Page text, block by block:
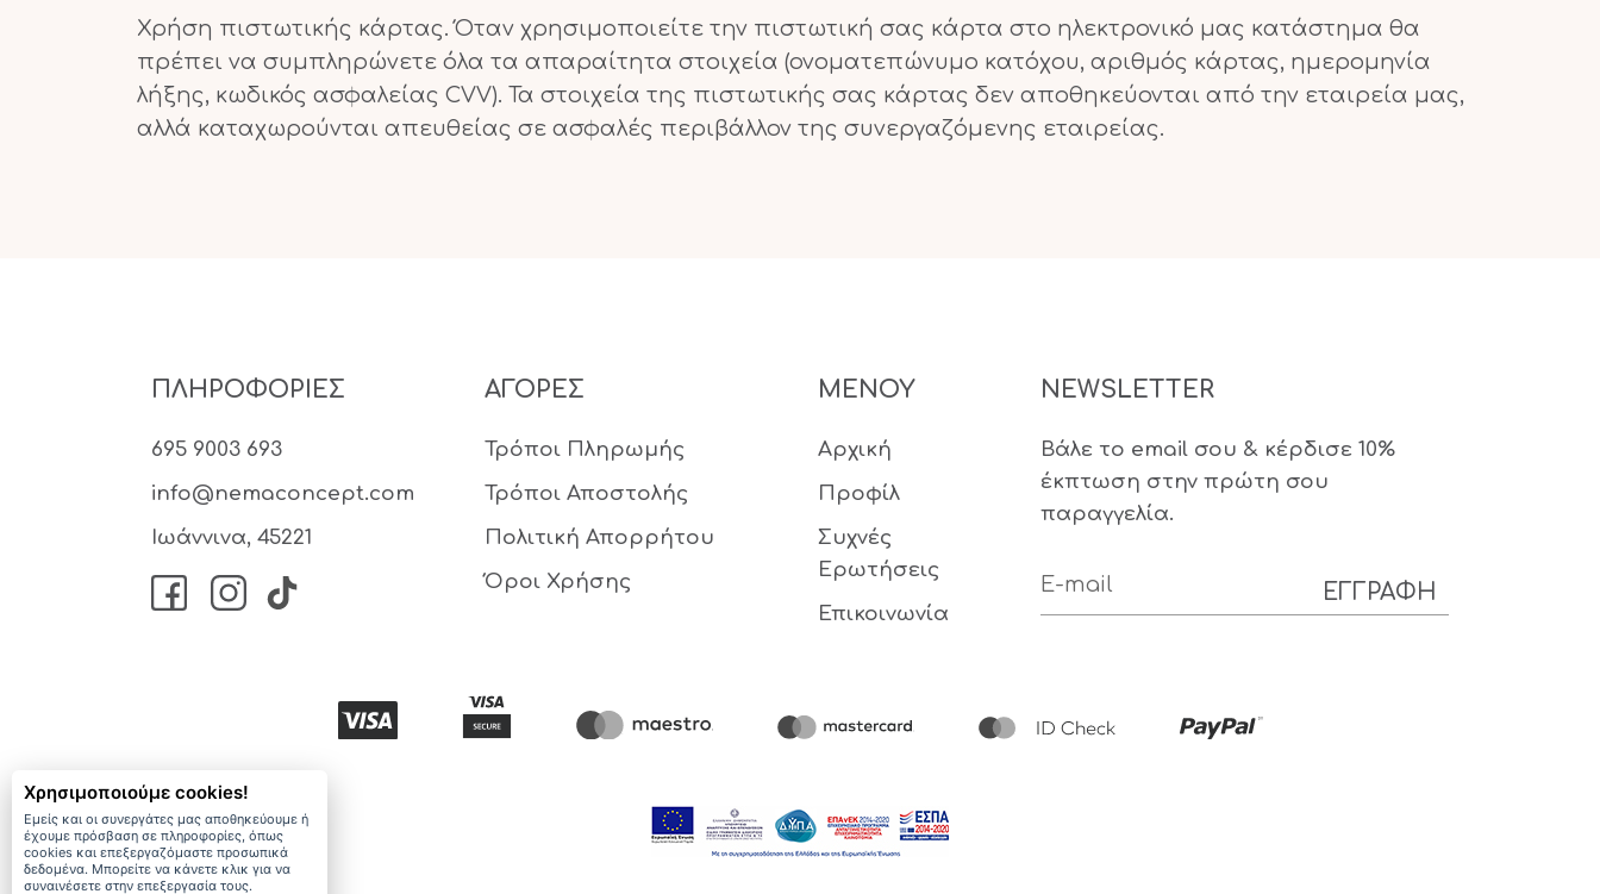
Χρήση πιστωτικής κάρτας. Όταν χρησιμοποιείτε την πιστωτική σας κάρτα στο ηλεκτρονικό μας κατάστημα θα
πρέπει να συμπληρώνετε όλα τα απαραίτητα στοιχεία (ονοματεπώνυμο κατόχου, αριθμός κάρτας, ημερομηνία
λήξης, κωδικός ασφαλείας CVV). Τα στοιχεία της πιστωτικής σας κάρτας δεν αποθηκεύονται από την εταιρεία μας,
αλλά καταχωρούνται απευθείας σε ασφαλές περιβάλλον της συνεργαζόμενης εταιρείας.
ΠΛΗΡΟΦΟΡΙΕΣ
695 9003 693
info@nemaconcept.com
Ιωάννινα, 45221
ΑΓΟΡΕΣ
Τρόποι Πληρωμής
Τρόποι Αποστολής
Πολιτική Απορρήτου
Όροι Χρήσης
ΜΕΝΟΥ
Αρχική
Προφίλ
Συχνές
Ερωτήσεις
Επικοινωνία
NEWSLETTER
Βάλε το email σου & κέρδισε 10%
έκπτωση στην πρώτη σου
παραγγελία.
ΕΓΓΡΑΦΗ
Χρησιμοποιούμε cookies!
Εμείς και οι συνεργάτες μας αποθηκεύουμε ή
έχουμε πρόσβαση σε πληροφορίες, όπως
cookies και επεξεργαζόμαστε προσωπικά
δεδομένα. Μπορείτε να κάνετε κλικ για να
συναινέσετε στην επεξεργασία τους.